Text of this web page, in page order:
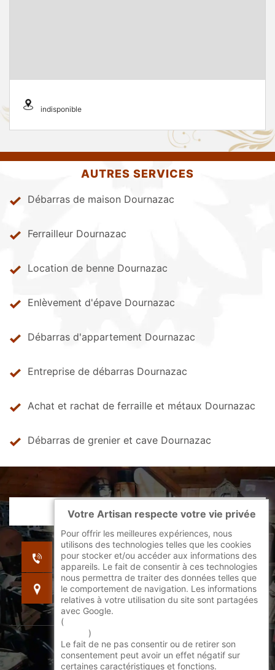
indisponible
AUTRES SERVICES
Débarras de maison Dournazac
Ferrailleur Dournazac
Location de benne Dournazac
Enlèvement d'épave Dournazac
Débarras d'appartement Dournazac
Entreprise de débarras Dournazac
Achat et rachat de ferraille et métaux Dournazac
Débarras de grenier et cave Dournazac
indisponible
indisponible
indisponible
©2022 - 2026 Tout droit réservé -
Votre Artisan respecte votre vie privée
Pour offrir les meilleures expériences, nous
utilisons des technologies telles que les cookies
pour stocker et/ou accéder aux informations des
appareils. Le fait de consentir à ces technologies
nous permettra de traiter des données telles que
le comportement de navigation. Les informations
relatives à votre utilisation du site sont partagées
avec Google.
(
)
Le fait de ne pas consentir ou de retirer son
consentement peut avoir un effet négatif sur
certaines caractéristiques et fonctions.